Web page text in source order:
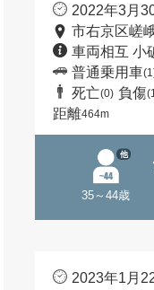
2022年3月
市右京区嵯
車両相互 小
普通乗用車
死亡(0) 負傷
距離464m
35～44歳
他
2023年1月